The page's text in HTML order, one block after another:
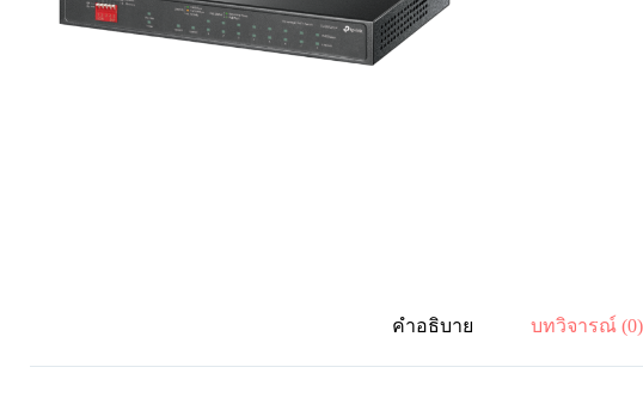
คำอธิบาย บทวิจารณ์ (0)